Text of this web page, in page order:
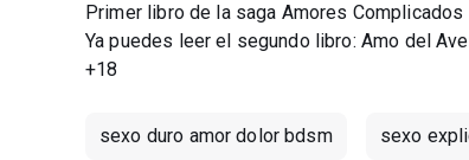
Primer libro de la saga Amores Complicados
Ya puedes leer el segundo libro: Amo del
+18
sexo duro amor dolor bdsm sexo